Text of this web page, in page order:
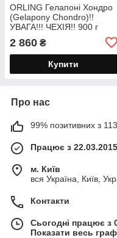
ORLING Гелапоні Хондро
(Gelapony Chondro)!!
УВАГА!!! ЧЕХІЯ!! 900 г
2 860 ₴
Купити
Про нас
99% позитивних з
Працює з 22.03.2015
м. Київ
вся Україна, Київ,
Контакти
Сьогодні працює з
Показати весь